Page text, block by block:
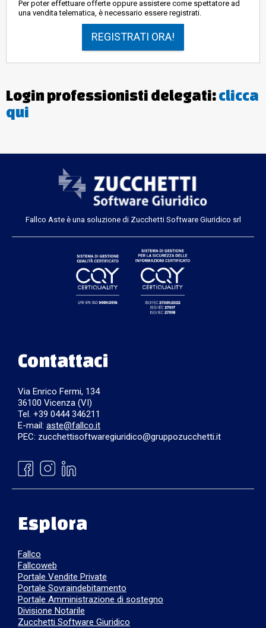
Per poter effettuare offerte oppure assistere come spettatore ad
una vendita telematica, è necessario essere registrati.
REGISTRATI ORA!
Login professionisti delegati:clicca
qui
Fallco Aste è una soluzione di Zucchetti Software Giuridico srl
Contattaci
Via Enrico Fermi, 134
36100 Vicenza (VI)
Tel. +39 0444 346211
E-mail: aste@fallco.it
PEC: zucchettisoftwaregiuridico@gruppozucchetti.it
Esplora
Fallco
Fallcoweb
Portale Vendite Private
Portale Sovraindebitamento
Portale Amministrazione di sostegno
Divisione Notarile
Zucchetti Software Giuridico